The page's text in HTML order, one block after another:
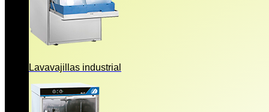
Lavavajillas industrial